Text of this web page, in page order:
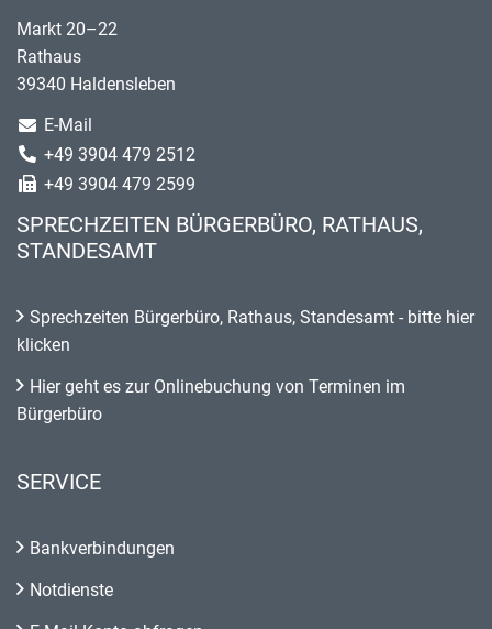
Markt 20–22
Rathaus
39340 Haldensleben
E-Mail
+49 3904 479 2512
+49 3904 479 2599
SPRECHZEITEN BÜRGERBÜRO, RATHAUS,
STANDESAMT
Sprechzeiten Bürgerbüro, Rathaus, Standesamt - bitte hier
klicken
Hier geht es zur Onlinebuchung von Terminen im
Bürgerbüro
SERVICE
Bankverbindungen
Notdienste